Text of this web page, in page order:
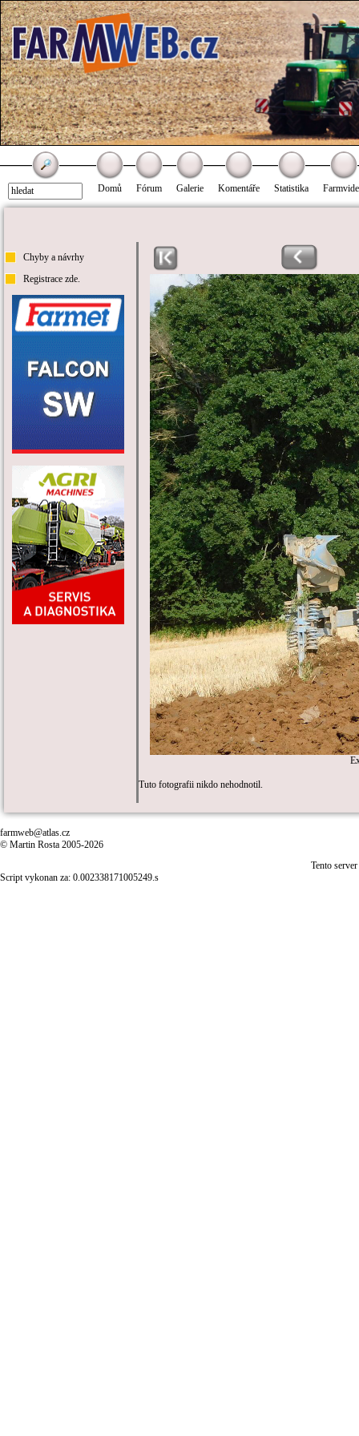
Domů Fórum Galerie Komentáře Statistika
Chyby a návrhy
Registrace zde.
Tuto fotografii nikdo nehodnotil.
farmweb@atlas.cz
© Martin Rosta 2005-2026
Tento
Script vykonan za: 0.002338171005249.s